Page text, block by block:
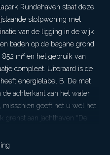
Rundehaven staat deze
stolpwoning met
van de ligging in de wijk
baden op de begane grond,
m² en het gebruik van
compleet. Uiteraard is de
energielabel B. De met
achterkant aan het water
misschien geeft het u wel het
grenst aan jachthaven “De
is de woning in het bezit